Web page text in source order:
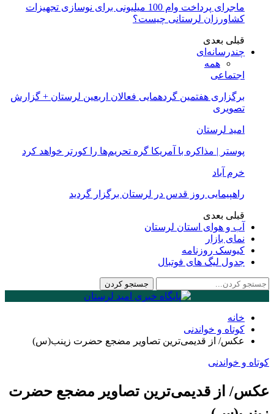
ماجرای پرداخت وام 100 میلیونی برای نوسازی تجهیزات
کشاورزان لرستانی چیست؟
قبلی بعدی
چندرسانه‌ای
همه
اجتماعی
برگزاری هفتمین گردهمایی فعالان اربعین لرستان + گزارش
تصویری
امید لرستان
پوستر | مذاکره با آمریکا گره تحریم‌ها را کورتر خواهد کرد
خرم آباد
راهپیمایی روز قدس در لرستان برگزار گردید
قبلی بعدی
آب و هوای استان لرستان
نمای بازار
کیوسک روزنامه
جدول لیگ های فوتبال
خانه
کوتاه و خواندنی
عکس/ از قدیمی‌ترین تصاویر مضجع حضرت زینب(س)
کوتاه و خواندنی
عکس/ از قدیمی‌ترین تصاویر مضجع حضرت